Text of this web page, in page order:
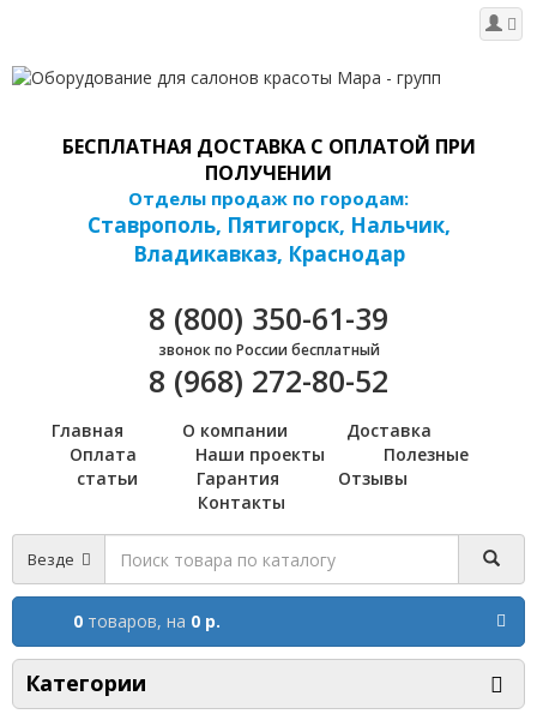
БЕСПЛАТНАЯ ДОСТАВКА С ОПЛАТОЙ ПРИ
ПОЛУЧЕНИИ
Отделы продаж по городам:
Ставрополь, Пятигорск, Нальчик,
Владикавказ, Краснодар
8 (800) 350-61-39
звонок по России бесплатный
8 (968) 272-80-52
Главная О компании
Доставка
Оплата
Наши проекты
Полезные
статьи
Гарантия
Отзывы
Контакты
Везде
0 товаров, на 0 р.
Категории